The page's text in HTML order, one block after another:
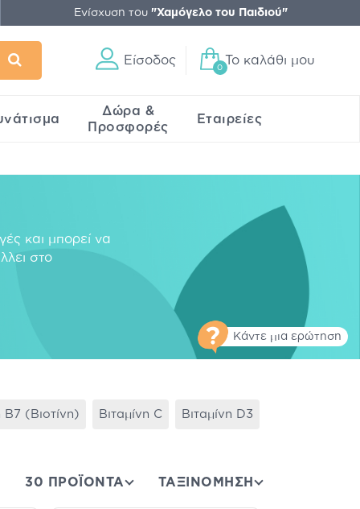
Ενίσχυση του "Χαμόγελο του Παιδιού"
Είσοδος
0
Το καλάθι μου
Δώρα &
Προσφορές
Εταιρείες
και μπορεί να
στο
Κάντε μια ερώτηση
B7 (Βιοτίνη) Βιταμίνη C Βιταμίνη D3
30 ΠΡΟΪΟΝΤΑ ΤΑΞΙΝΌΜΗΣΗ